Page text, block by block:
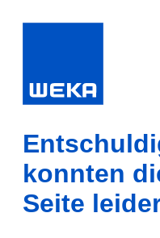
konnten
Seite